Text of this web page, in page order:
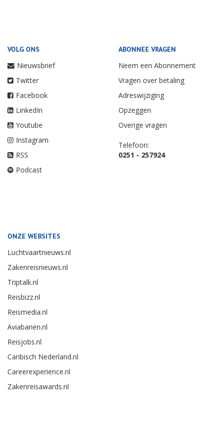
VOLG ONS
Nieuwsbrief
Twitter
Facebook
LinkedIn
Youtube
Instagram
RSS
Podcast
ABONNEE VRAGEN
Neem een Abonnement
Vragen over betaling
Adreswijziging
Opzeggen
Overige vragen
Telefoon:
0251 - 257924
ONZE WEBSITES
Luchtvaartnieuws.nl
Zakenreisnieuws.nl
Triptalk.nl
Reisbizz.nl
Reismedia.nl
Aviabanen.nl
Reisjobs.nl
Caribisch Nederland.nl
Careerexperience.nl
Zakenreisawards.nl